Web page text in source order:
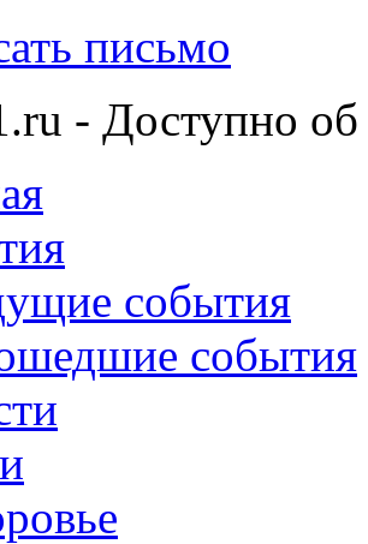
письмо
- Доступно об
события
события